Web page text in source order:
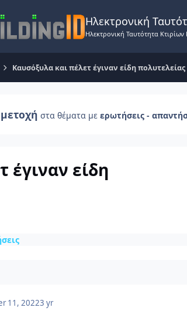
Ηλεκτρονική
Ηλεκτρονική Ταυτότητα
Καυσόξυλα και πέλετ έγιναν είδη πολυτελείας
στα θέματα με ερωτήσεις -
έγιναν είδη
11, 20223 yr